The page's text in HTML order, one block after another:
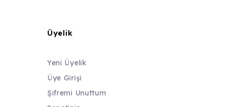
Üyelik
Yeni Üyelik
Üye Girişi
Şifremi Unuttum